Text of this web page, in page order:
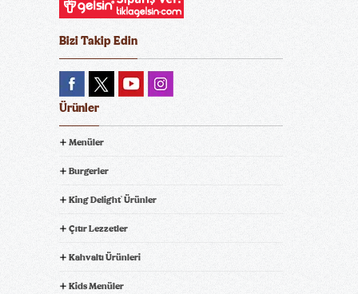
Bizi Takip Edin
Ürünler
Menüler
Burgerler
King Delight® Ürünler
Çıtır Lezzetler
Kahvaltı Ürünleri
Kids Menüler